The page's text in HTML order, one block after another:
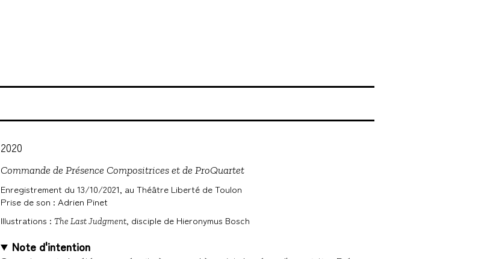
2020
Commande de Présence Compositrices et de ProQuartet
Enregistrement du 13/10/2021, au Théâtre Liberté de Toulon
Prise de son : Adrien Pinet
Illustrations : The Last Judgment, disciple de Hieronymus Bosch
Note d'intention